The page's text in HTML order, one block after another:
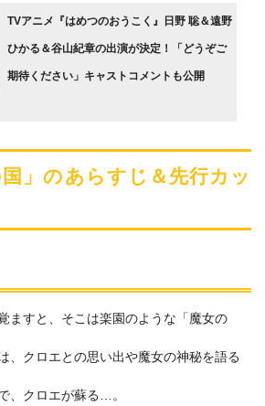
TVアニメ『はめつのおうこく』日野 聡＆遠野
ひかる＆谷山紀章の出演が決定！「どうぞご
期待ください」キャストコメントも公開
」のあらすじ＆先行カッ
ますと、そこは楽園のような「魔女の
、クロエとの思い出や魔女の神秘を語る
、クロエが蘇る…。